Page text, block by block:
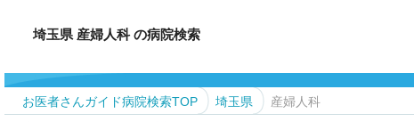
埼玉県 産婦人科 の病院検索
お医者さんガイド病院検索TOP 埼玉県 産婦人科